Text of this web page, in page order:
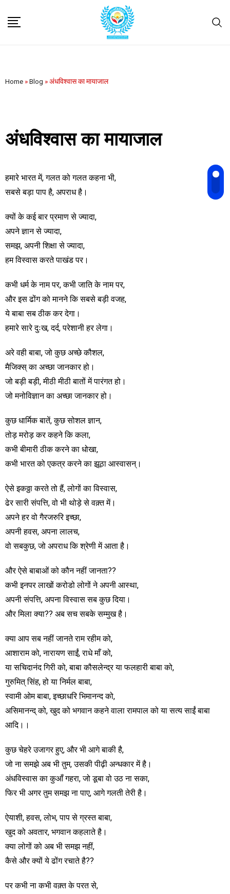
Home »Blog »अंधविश्वास का मायाजाल
अंधविश्वास का मायाजाल
हमारे भारत में, गलत को गलत कहना भी,
सबसे बड़ा पाप है, अपराध है।
क्यों के कई बार प्रमाण से ज्यादा,
अपने ज्ञान से ज्यादा,
समझ, अपनी शिक्षा से ज्यादा,
हम विस्वास करते पाखंड पर।
कभी धर्म के नाम पर, कभी जाति के नाम पर,
और इस ढोंग को मानने कि सबसे बड़ी वजह,
ये बाबा सब ठीक कर देगा।
हमारे सारे दुःख, दर्द, परेशानी हर लेगा।
अरे वही बाबा, जो कुछ अच्छे कौशल,
मैजिक्स् का अच्छा जानकार हो।
जो बड़ी बड़ी, मीठी मीठी बातों में पारंगत हो।
जो मनोविज्ञान का अच्छा जानकार हो।
कुछ धार्मिक बातें, कुछ सोशल ज्ञान,
तोड़ मरोड़ कर कहने कि कला,
कभी बीमारी ठीक करने का धोखा,
कभी भारत को एकत्र करने का झूठा आस्वासन्।
ऐसे इकठ्ठा करते तो हैं, लोगों का विस्वास,
ढेर सारी संपत्ति, वो भी थोड़े से वक़्त में।
अपने हर वो गैरजरुरि इच्छा,
अपनी हवस, अपना लालच,
वो सबकुछ, जो अपराध कि श्रेणी में आता है।
और ऐसे बाबाओं को कौन नहीं जानता??
कभी इनपर लाखों करोडो लोगों ने अपनी आस्था,
अपनी संपत्ति, अपना विस्वास सब कुछ दिया।
और मिला क्या?? अब सच सबके सम्मुख है।
क्या आप सब नहीं जानते राम रहीम को,
आशाराम को, नारायण साईं, राधे माँ को,
या सचिदानंद गिरी को, बाबा कौसलेन्द्र या फलहारी बाबा को,
गुरुमित् सिंह, हो या निर्मल बाबा,
स्वामी ओम बाबा, इच्छाधरि भिमानन्द को,
असिमानन्द् को, खुद को भगवान कहने वाला रामपाल को या सत्य साईं बाबा
आदि।।
कुछ चेहरे उजागर हुए, और भी आगे बाकी है,
जो ना समझे अब भी तुम, उसकी पीढ़ी अन्धकार में है।
अंधविस्वास का कुआँ गहरा, जो डूबा वो उठ ना सका,
फिर भी अगर तुम समझ ना पाए, आगे गलती तेरी है।
ऐयाशी, हवस, लोभ, पाप से ग्रस्त बाबा,
खुद को अवतार, भगवान कहलाते है।
क्या लोगों को अब भी समझ नहीं,
कैसे और क्यों ये ढोंग रचाते है??
पर कभी ना कभी वक़्त के परत से,